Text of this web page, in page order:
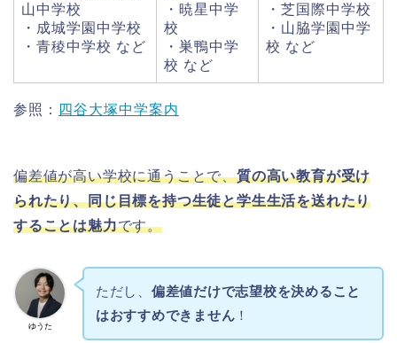
山中学校
・成城学園中学校
・青稜中学校 など
・暁星中学
校
・巣鴨中学
校 など
・芝国際中学校
・山脇学園中学
校 など
参照： 四谷大塚中学案内
偏差値が高い学校に通うことで、質の高い教育が受け
られたり、同じ目標を持つ生徒と学生生活を送れたり
することは魅力です。
ゆうた
ただし、 偏差値だけで志望校を決めること
はおすすめできません ！